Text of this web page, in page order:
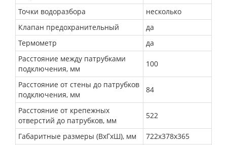
Точки водоразбора
несколько
Клапан предохранительный
да
Термометр
да
Расстояние между патрубками
подключения, мм
100
Расстояние от стены до патрубков
подключения, мм
84
Расстояние от крепежных
отверстий до патрубков, мм
522
Габаритные размеры (ВхГхШ), мм
722х378х365